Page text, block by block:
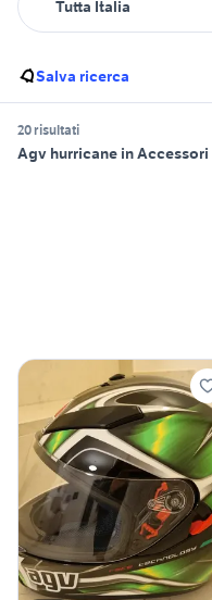
Salva ricerca
20 risultati
Agv hurricane in